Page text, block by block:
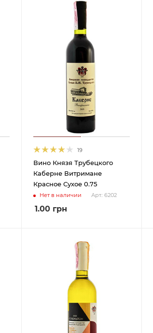
19
Вино Князя Трубецкого
Каберне Витримане
Красное Сухое 0.75
Нет в наличии Арт.: 6202
1.00 грн